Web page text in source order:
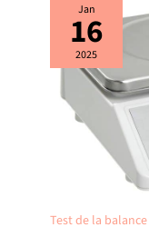
Jan
16
2025
Test de la